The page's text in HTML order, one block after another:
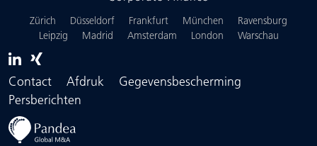
Zürich Düsseldorf Frankfurt München
Ravensburg
Leipzig
Madrid Amsterdam London Warschau
Contact Afdruk
Gegevensbescherming
Persberichten